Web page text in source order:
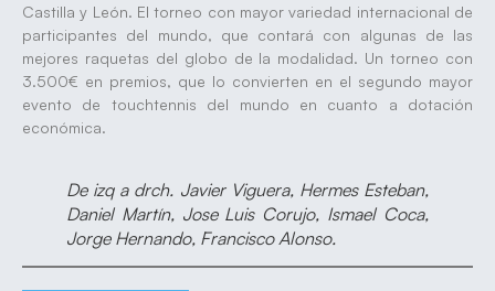
Castilla y León. El torneo con mayor variedad internacional de
participantes del mundo, que contará con algunas de las
mejores raquetas del globo de la modalidad. Un torneo con
3.500€ en premios, que lo convierten en el segundo mayor
evento de touchtennis del mundo en cuanto a dotación
económica.
De izq a drch. Javier Viguera, Hermes Esteban,
Daniel Martín, Jose Luis Corujo, Ismael Coca,
Jorge Hernando, Francisco Alonso.